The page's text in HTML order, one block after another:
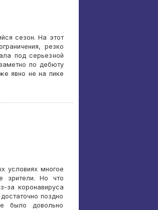
сезон. На этот
резко
под серьезной
по дебюту
явно не на пике
условиях многое
зрители. Но что
за коронавируса
поздно
было довольно